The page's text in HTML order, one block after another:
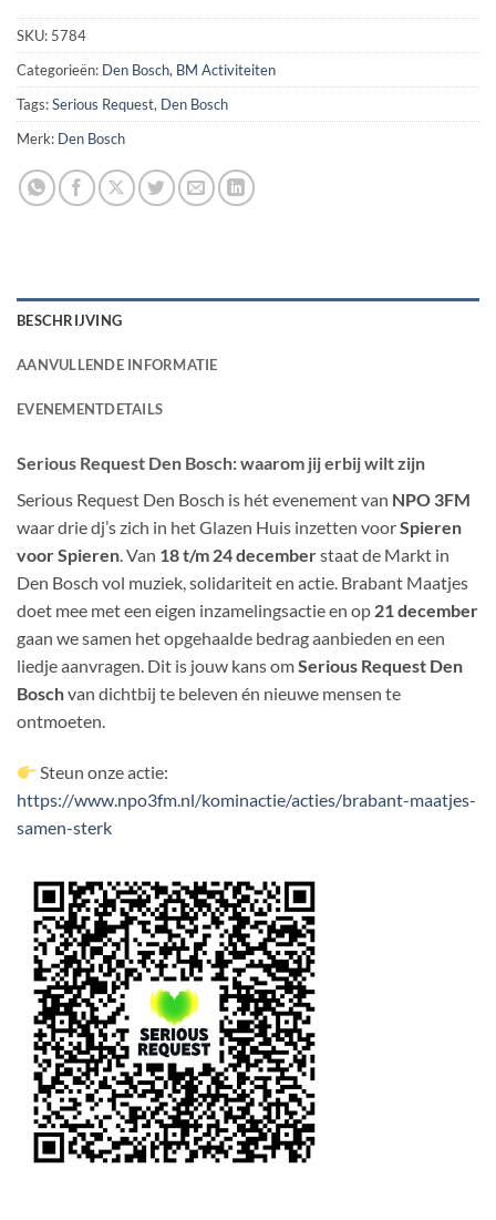
SKU: 5784
Categorieën: Den Bosch, BM Activiteiten
Tags:Serious Request, Den Bosch
Merk: Den Bosch
BESCHRIJVING
AANVULLENDE INFORMATIE
EVENEMENTDETAILS
Serious Request Den Bosch: waarom jij erbij wilt zijn
Serious Request Den Bosch is hét evenement van NPO 3FM
waar drie dj’s zich in het Glazen Huis inzetten voorSpieren
voor Spieren. Van 18 t/m 24 decemberstaat de Markt in
Den Bosch vol muziek, solidariteit en actie. Brabant Maatjes
doet mee met een eigen inzamelingsactie en op 21 december
gaan we samen het opgehaalde bedrag aanbieden en een
liedje aanvragen. Dit is jouw kans omSerious Request Den
Boschvan dichtbij te beleven én nieuwe mensen te
ontmoeten.
Steun onze actie:
https://www.npo3fm.nl/kominactie/acties/brabant-maatjes-
samen-sterk